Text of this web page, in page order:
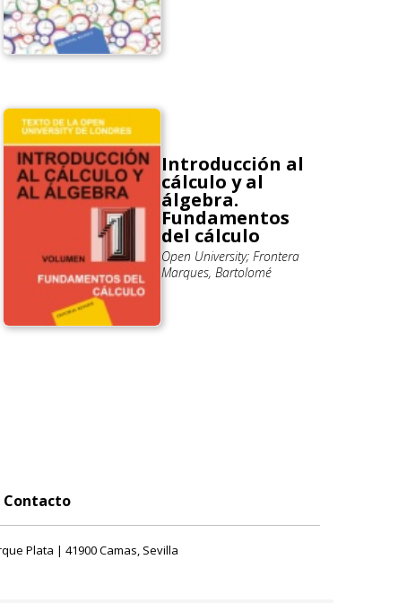
Introducción al
cálculo y al
álgebra.
Fundamentos
del cálculo
Open University; Frontera
Marques, Bartolomé
Contacto
Plata | 41900 Camas, Sevilla